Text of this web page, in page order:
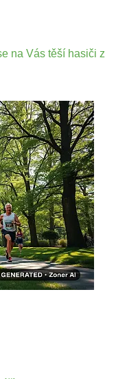
na Vás těší hasiči z